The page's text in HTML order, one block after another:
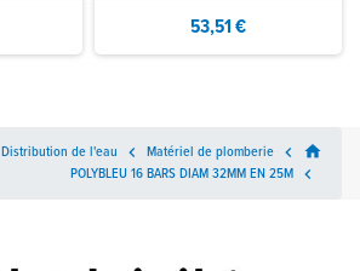
53,51 €
home

Matériel de plomberie

Distribution de l'eau

POLYBLEU 16 BARS DIAM 32MM EN 25M